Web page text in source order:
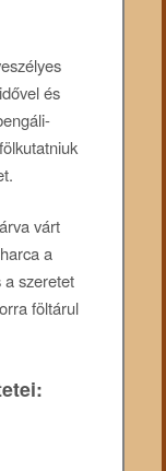
és
várt
a
a szeretet
föltárul